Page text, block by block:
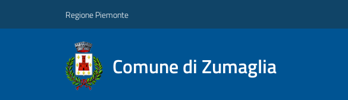
Regione Piemonte
Comune di Zumaglia